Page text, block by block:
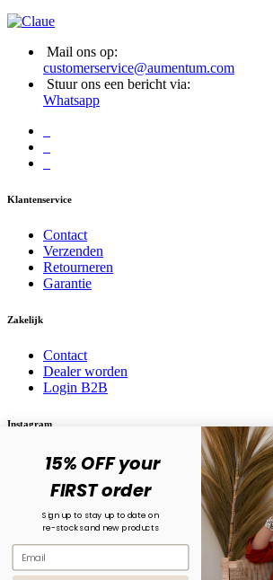
Mail ons op:
customerservice@aumentum.com
Stuur ons een bericht via:
Whatsapp
Klantenservice
Contact
Verzenden
Retourneren
Garantie
Zakelijk
Contact
Dealer worden
Login B2B
Instagram
Volg ons op social media! @karma.jewelry
15% OFF your
FIRST order
Sign up to stay up to date on
re-stocks and new products